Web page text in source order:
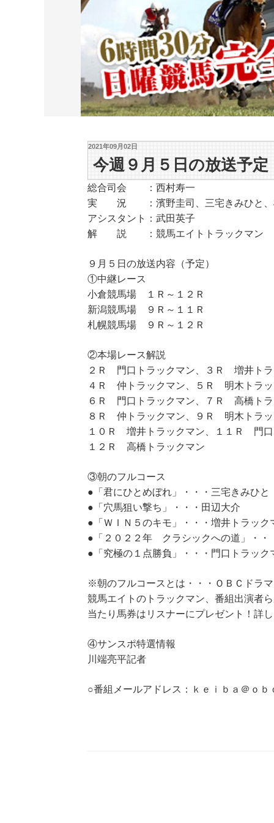
2021年09月02日
今週９月５日の放送予定
総合司会 ：西村寿一
実 況 ：濱野圭司、三宅きみひと、
アシスタント：武田英子
解 説 ：競馬エイトトラックマン
９月５日の放送内容（予定）
①中継レース
小倉競馬場 １Ｒ～１２Ｒ
新潟競馬場 ９Ｒ～１１Ｒ
札幌競馬場 ９Ｒ～１２Ｒ
②本場レース解説
２Ｒ 門口トラックマン、３Ｒ 増井トラ
４Ｒ 仲トラックマン、５Ｒ 明木トラッ
６Ｒ 門口トラックマン、７Ｒ 高橋トラ
８Ｒ 仲トラックマン、９Ｒ 明木トラッ
１０Ｒ 増井トラックマン、１１Ｒ 門口
１２Ｒ 高橋トラックマン
③朝のフルコース
●「君にひとめぼれ」・・・三宅きみひと
●「穴馬狙い撃ち」・・・田辺大介
●「ＷＩＮ５のキモ」・・・増井トラック
●「２０２２年 クラシックへの道」・・
●「究極の１点勝負」・・・門口トラック
※朝のフルコースとは・・・ＯＢＣドラ
競馬エイトのトラックマン、番組出演者
当たり馬券はリスナーにプレゼント！詳
④サンスポ特選情報
川端亮平記者
○番組メールアドレス：ｋｅｉｂａ＠ｏｂ